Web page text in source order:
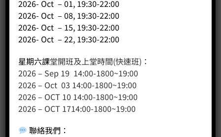
2026- Oct – 01, 19:30-22:00
2026- Oct – 08, 19:30-22:00
2026- Oct – 15, 19:30-22:00
2026- Oct – 22, 19:30-22:00
星期六課堂開班及上堂時間(快速班)：
2026 – Sep 19 14:00-1800~19:00
2026 – Oct 03 14:00-1800~19:00
2026 – OCT 10 14:00-1800~19:00
2026 – OCT 1714:00-1800~19:00
聯絡我們 ：